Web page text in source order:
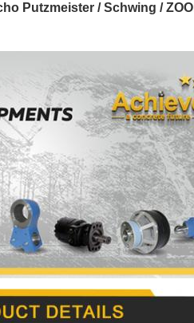
Putzmeister / Schwing /